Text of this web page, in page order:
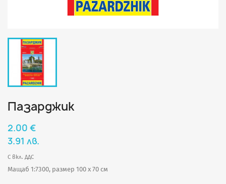
Пазарджик
2.00 €
3.91 лв.
С вкл. ДДС
Мащаб 1:7300, размер 100 х 70 см